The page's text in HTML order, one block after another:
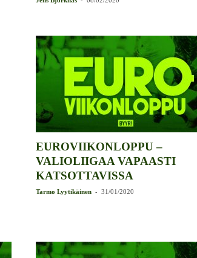
EUROVIIKONLOPPU –
VALIOLIIGAA VAPAASTI
KATSOTTAVISSA
Tarmo Lyytikäinen - 31/01/2020